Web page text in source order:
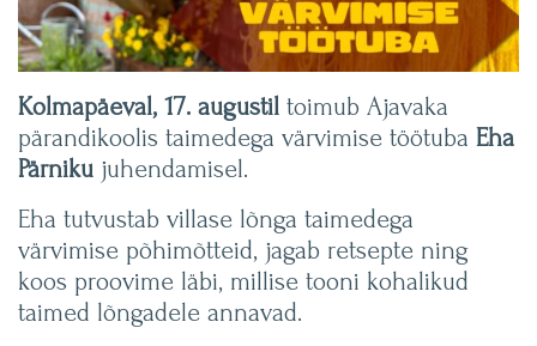
Kolmapäeval, 17. augustil toimub Ajavaka
pärandikoolis taimedega värvimise töötuba Eha
Pärniku juhendamisel.
Eha tutvustab villase lõnga taimedega
värvimise põhimõtteid, jagab retsepte ning
koos proovime läbi, millise tooni kohalikud
taimed lõngadele annavad.